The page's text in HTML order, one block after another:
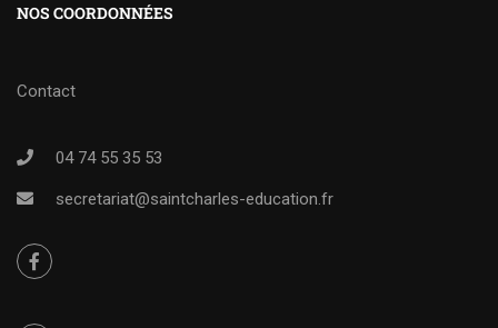
NOS COORDONNÉES
Contact
04 74 55 35 53
secretariat@saintcharles-education.fr